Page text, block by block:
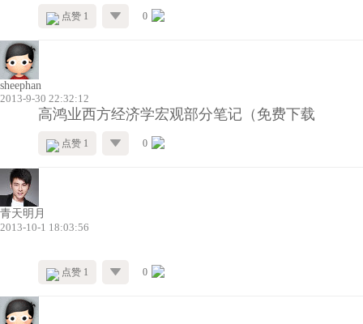
点赞 1 0
sheephan
2013-9-30 22:32:12
高鸿业西方经济学宏观部分笔记（免费下载
点赞 1 0
青天明月
2013-10-1 18:03:56
点赞 1 0